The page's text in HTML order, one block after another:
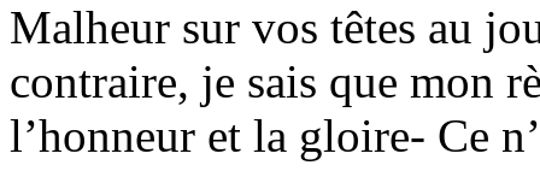
Malheur sur vos têtes au
contraire, je sais que mon
l’honneur et la gloire- Ce